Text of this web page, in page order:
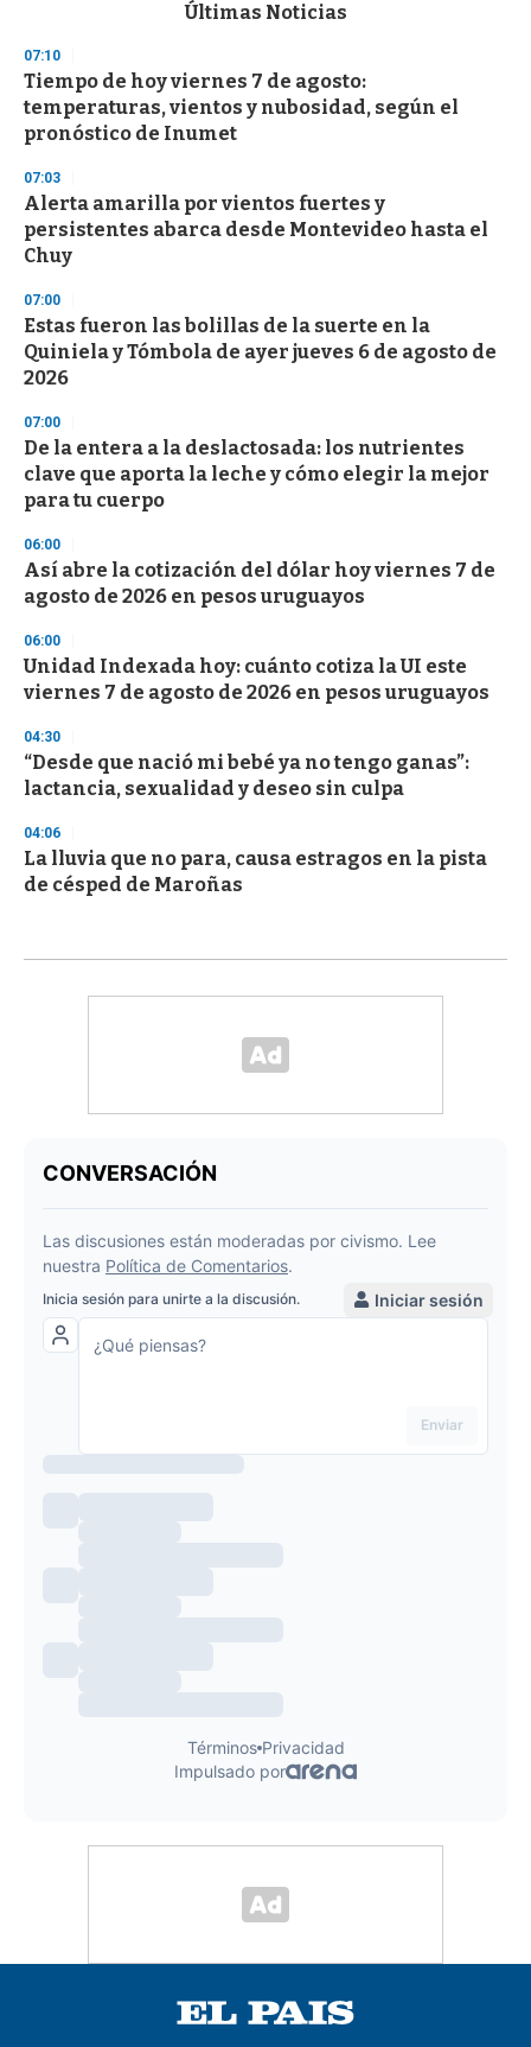
d
s
o
f
3
s
e
c
o
n
Últimas Noticias
07:10
Tiempo de hoy viernes 7 de agosto:
temperaturas, vientos y nubosidad, según el
pronóstico de Inumet
07:03
Alerta amarilla por vientos fuertes y
persistentes abarca desde Montevideo hasta el
Chuy
07:00
Estas fueron las bolillas de la suerte en la
Quiniela y Tómbola de ayer jueves 6 de agosto de
2026
07:00
De la entera a la deslactosada: los nutrientes
clave que aporta la leche y cómo elegir la mejor
para tu cuerpo
06:00
Así abre la cotización del dólar hoy viernes 7 de
agosto de 2026 en pesos uruguayos
06:00
Unidad Indexada hoy: cuánto cotiza la UI este
viernes 7 de agosto de 2026 en pesos uruguayos
04:30
“Desde que nació mi bebé ya no tengo ganas”:
lactancia, sexualidad y deseo sin culpa
04:06
La lluvia que no para, causa estragos en la pista
de césped de Maroñas